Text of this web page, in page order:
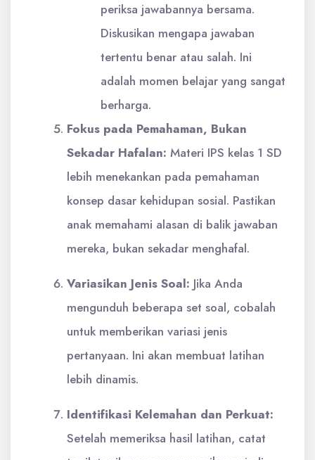
periksa jawabannya bersama.
Diskusikan mengapa jawaban
tertentu benar atau salah. Ini
adalah momen belajar yang sangat
berharga.
Fokus pada Pemahaman, Bukan
Sekadar Hafalan: Materi IPS kelas 1 SD
lebih menekankan pada pemahaman
konsep dasar kehidupan sosial. Pastikan
anak memahami alasan di balik jawaban
mereka, bukan sekadar menghafal.
Variasikan Jenis Soal: Jika Anda
mengunduh beberapa set soal, cobalah
untuk memberikan variasi jenis
pertanyaan. Ini akan membuat latihan
lebih dinamis.
Identifikasi Kelemahan dan Perkuat:
Setelah memeriksa hasil latihan, catat